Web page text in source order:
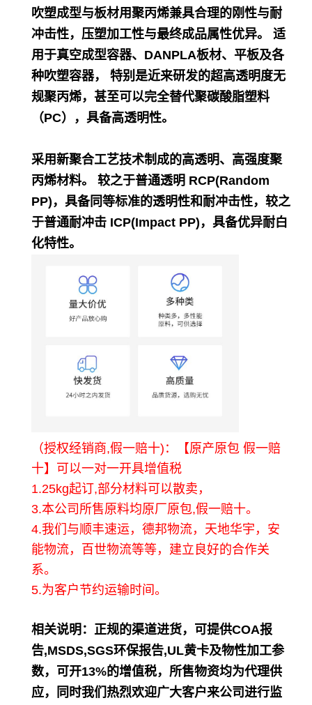
吹塑成型与板材用聚丙烯兼具合理的刚性与耐
冲击性，压塑加工性与最终成品属性优异。 适
用于真空成型容器、DANPLA板材、平板及各
种吹塑容器， 特别是近来研发的超高透明度无
规聚丙烯，甚至可以完全替代聚碳酸脂塑料
（PC），具备高透明性。
采用新聚合工艺技术制成的高透明、高强度聚
丙烯材料。 较之于普通透明 RCP(Random
PP)，具备同等标准的透明性和耐冲击性，较之
于普通耐冲击 ICP(Impact PP)，具备优异耐白
化特性。
（授权经销商,假一赔十)：【原产原包 假一赔
十】可以一对一开具增值税
1.25kg起订,部分材料可以散卖，
3.本公司所售原料均原厂原包,假一赔十。
4.我们与顺丰速运，德邦物流，天地华宇，安
能物流，百世物流等等，建立良好的合作关
系。
5.为客户节约运输时间。
相关说明 ：正规的渠道进货，可提供COA报
告,MSDS,SGS环保报告,UL黄卡及物性加工参
数，可开13%的增值税，所售物资均为代理供
应，同时我们热烈欢迎广大客户来公司进行监